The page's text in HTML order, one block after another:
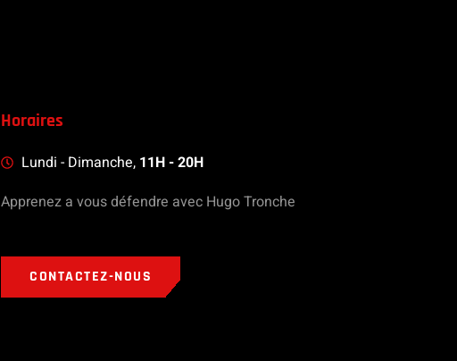
Horaires
Lundi - Dimanche, 11H - 20H
Apprenez a vous défendre avec Hugo Tronche
CONTACTEZ-NOUS